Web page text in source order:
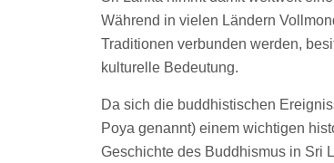
Während in vielen Ländern
Traditionen verbunden werden,
kulturelle Bedeutung.
Da sich die buddhistischen
Poya genannt) einem wichtigen
Geschichte des Buddhismus in Sri